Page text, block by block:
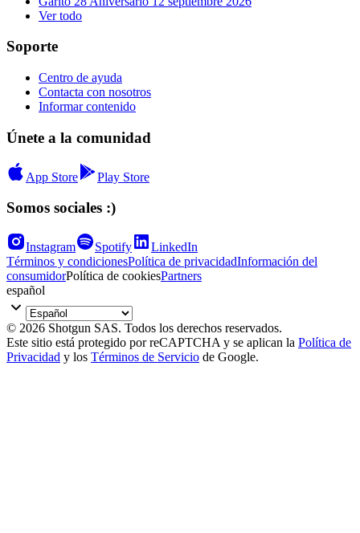
Ver todo
Soporte
Centro de ayuda
Contacta con nosotros
Informar contenido
Únete a la comunidad
App Store Play Store
Somos sociales :)
Instagram Spotify
LinkedIn
Términos y condicionesPolítica de privacidadInformación del
consumidorPolítica de cookiesPartners
español
© 2026 Shotgun SAS. Todos los derechos reservados.
Este sitio está protegido por reCAPTCHA y se aplican la Política de
Privacidad y los Términos de Servicio de Google.